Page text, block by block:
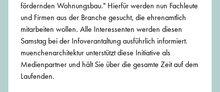
fördernden Wohnungsbau." Hierfür werden nun Fachleute
und Firmen aus der Branche gesucht, die ehrenamtlich
mitarbeiten wollen. Alle Interessenten werden diesen
Samstag bei der Infoverantaltung ausführlich informiert.
muenchenarchitektur unterstützt diese Initiative als
Medienpartner und hält Sie über die gesamte Zeit auf dem
Laufenden.